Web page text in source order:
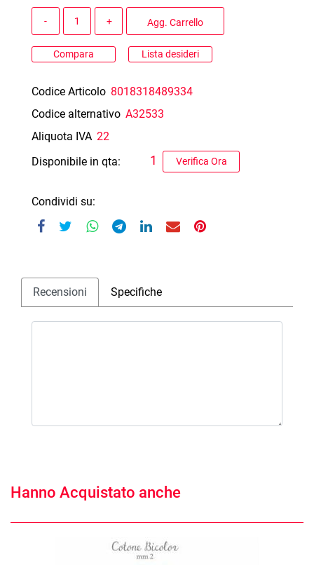
Agg. Carrello
Compara Lista desideri
Codice Articolo 8018318489334
Codice alternativo A32533
Aliquota IVA 22
Disponibile in qta:
Verifica Ora
1
Condividi su:
Recensioni Specifiche
Hanno Acquistato anche